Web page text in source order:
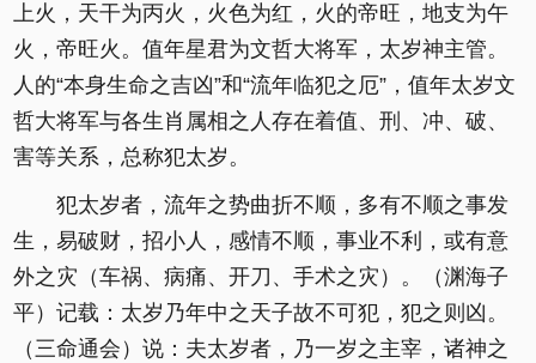
上火，天干为丙火，火色为红，火的帝旺，地支为午
火，帝旺火。值年星君为文哲大将军，太岁神主管。
人的“本身生命之吉凶”和“流年临犯之厄”，值年太岁文
哲大将军与各生肖属相之人存在着值、刑、冲、破、
害等关系，总称犯太岁。
犯太岁者，流年之势曲折不顺，多有不顺之事发
生，易破财，招小人，感情不顺，事业不利，或有意
外之灾（车祸、病痛、开刀、手术之灾）。（渊海子
平）记载：太岁乃年中之天子故不可犯，犯之则凶。
（三命通会）说：夫太岁者，乃一岁之主宰，诸神之